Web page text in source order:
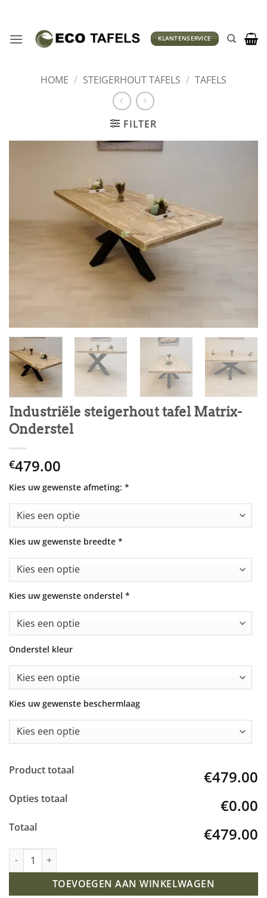
inhoud
KLANTENSERVICE
HOME / STEIGERHOUT TAFELS / TAFELS
FILTER
Industriële steigerhout tafel Matrix-
Onderstel
€479.00
Kies uw gewenste afmeting: *
Kies uw gewenste breedte *
Kies uw gewenste onderstel *
Onderstel kleur
Kies uw gewenste beschermlaag
Product totaal €479.00
Opties totaal €0.00
Totaal €479.00
Industriële steigerhout tafel Matrix-Onderstel aantal
TOEVOEGEN AAN WINKELWAGEN